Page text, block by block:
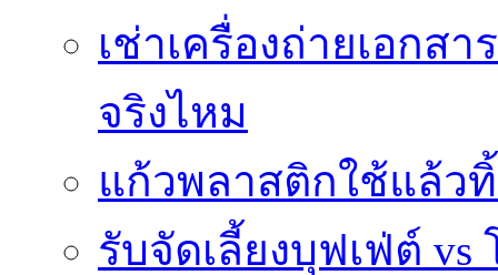
เช่าเครื่องถ่ายเอกส
จริงไหม
แก้วพลาสติกใช้แล้ว
รับจัดเลี้ยงบุฟเฟ่ต์